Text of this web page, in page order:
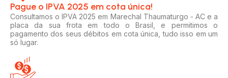
Pague o IPVA 2025 em cota única!​
Consultamos o IPVA 2025 em Marechal Thaumaturgo - AC e a
placa da sua frota em todo o Brasil, e permitimos o
pagamento dos seus débitos em cota única, tudo isso em um
só lugar.